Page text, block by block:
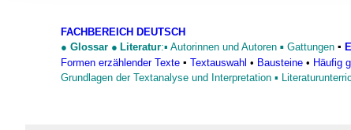
zusammen, die Sie
gesammelt haben.
FACHBEREICH DEUTSCH
● Glossar ● Literatur:▪ Autorinnen und Autoren ▪ Gattungen ▪
Formen erzählender Texte ▪ Textauswahl • Bausteine • Häufig
Grundlagen der Textanalyse und Interpretation ▪